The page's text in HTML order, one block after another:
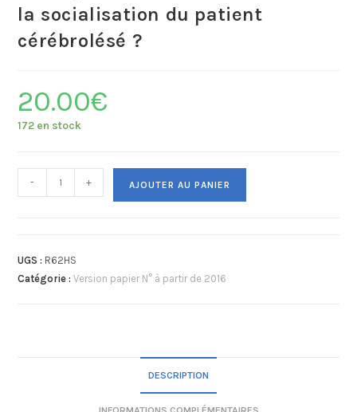
la socialisation du patient
cérébrolésé ?
20.00€
172 en stock
- + AJOUTER AU PANIER
UGS : R62HS
Catégorie :Version papier N° à partir de 2016
DESCRIPTION